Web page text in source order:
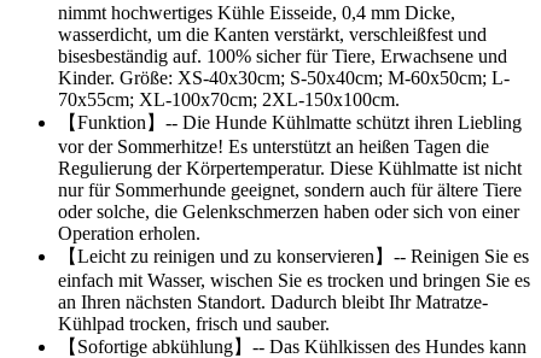
nimmt hochwertiges Kühle Eisseide, 0,4 mm Dicke,
wasserdicht, um die Kanten verstärkt, verschleißfest und
bisesbeständig auf. 100% sicher für Tiere, Erwachsene und
Kinder. Größe: XS-40x30cm; S-50x40cm; M-60x50cm; L-
70x55cm; XL-100x70cm; 2XL-150x100cm.
【Funktion】-- Die Hunde Kühlmatte schützt ihren Liebling
vor der Sommerhitze! Es unterstützt an heißen Tagen die
Regulierung der Körpertemperatur. Diese Kühlmatte ist nicht
nur für Sommerhunde geeignet, sondern auch für ältere Tiere
oder solche, die Gelenkschmerzen haben oder sich von einer
Operation erholen.
【Leicht zu reinigen und zu konservieren】-- Reinigen Sie es
einfach mit Wasser, wischen Sie es trocken und bringen Sie es
an Ihren nächsten Standort. Dadurch bleibt Ihr Matratze-
Kühlpad trocken, frisch und sauber.
【Sofortige abkühlung】-- Das Kühlkissen des Hundes kann